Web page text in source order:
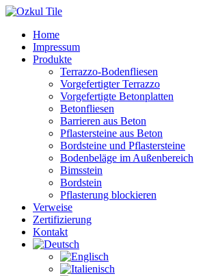
Home
Impressum
Produkte
Terrazzo-Bodenfliesen
Vorgefertigter Terrazzo
Vorgefertigte Betonplatten
Betonfliesen
Barrieren aus Beton
Pflastersteine aus Beton
Bordsteine und Pflastersteine
Bodenbeläge im Außenbereich
Bimsstein
Bordstein
Pflasterung blockieren
Verweise
Zertifizierung
Kontakt